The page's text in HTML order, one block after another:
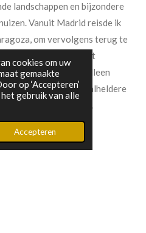
cookies om uw
gemaakte
op ‘Accepteren’
gebruik van alle
Accepteren
landschappen en bijzondere
Vanuit Madrid reisde ik
om vervolgens terug te
blog begin ik bij het
een regio die niet alleen
stranden en kristalheldere
en gastvrijheid.